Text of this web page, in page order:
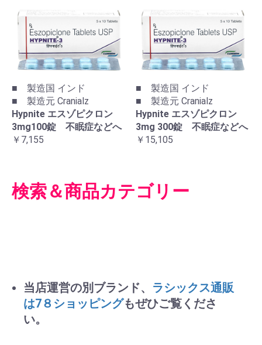
■ 製造国 インド
■ 製造元 Cranialz
Hypnite エスゾピクロン
3mg100錠 不眠症などへ
￥7,155
■ 製造国 インド
■ 製造元 Cranialz
Hypnite エスゾピクロン
3mg 300錠 不眠症などへ
￥15,105
検索＆商品カテゴリー
当店運営の別ブランド、 ラシックス通販
は7８ショッピングもぜひご覧くださ
い。